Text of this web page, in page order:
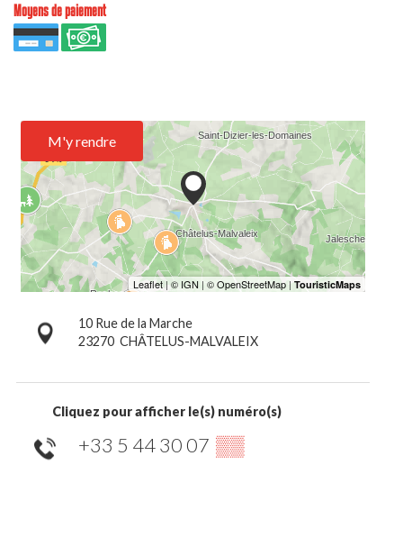
Moyens de paiement
M'y rendre
10 Rue de la Marche
23270 CHÂTELUS-MALVALEIX
Cliquez pour afficher le(s) numéro(s)
+33 5 44 30 07 ▒▒